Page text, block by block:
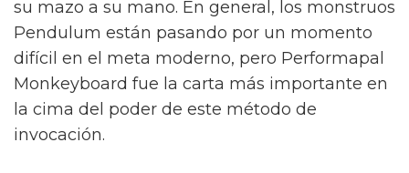
su mazo a su mano. En general, los monstruos
Pendulum están pasando por un momento
difícil en el meta moderno, pero Performapal
Monkeyboard fue la carta más importante en
la cima del poder de este método de
invocación.